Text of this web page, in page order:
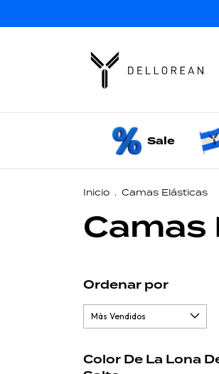
Sale
Inicio . Camas Elásticas
Camas
Ordenar por
Color De La Lona